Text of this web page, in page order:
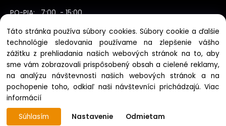
PO-PIA: 7:00 - 15:00
zatvorené
Copyright © 2022 mmles.com, Všetky práva vyhradené
Táto stránka používa súbory cookies. Súbory cookie a ďalšie
technológie sledovania používame na zlepšenie vášho
zážitku z prehliadania našich webových stránok na to, aby
sme vám zobrazovali prispôsobený obsah a cielené reklamy,
na analýzu návštevnosti našich webových stránok a na
pochopenie toho, odkiaľ naši návštevníci prichádzajú.Viac
informácií
Súhlasím
Nastavenie Odmietam